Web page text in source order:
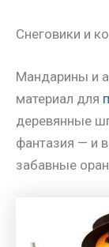
Снеговики и
Мандарины и
материал для
деревянные
фантазия — и
забавные